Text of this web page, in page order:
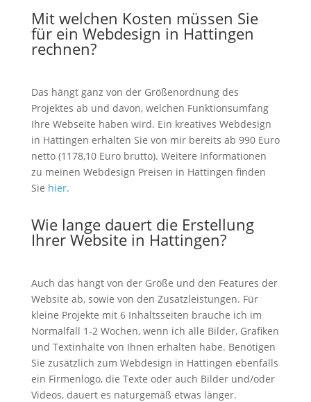
Mit welchen Kosten müssen Sie
für ein Webdesign in Hattingen
rechnen?
Das hängt ganz von der Größenordnung des
Projektes ab und davon, welchen Funktionsumfang
Ihre Webseite haben wird. Ein kreatives Webdesign
in Hattingen erhalten Sie von mir bereits ab 990 Euro
netto (1178,10 Euro brutto). Weitere Informationen
zu meinen Webdesign Preisen in Hattingen finden
Sie hier.
Wie lange dauert die Erstellung
Ihrer Website in Hattingen?
Auch das hängt von der Größe und den Features der
Website ab, sowie von den Zusatzleistungen. Für
kleine Projekte mit 6 Inhaltsseiten brauche ich im
Normalfall 1-2 Wochen, wenn ich alle Bilder, Grafiken
und Textinhalte von Ihnen erhalten habe. Benötigen
Sie zusätzlich zum Webdesign in Hattingen ebenfalls
ein Firmenlogo, die Texte oder auch Bilder und/oder
Videos, dauert es naturgemäß etwas länger.